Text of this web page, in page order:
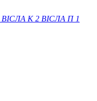
ВІСЛА K 2 ВІСЛА П 1